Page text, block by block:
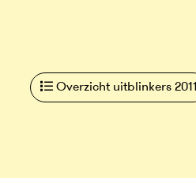
Overzicht uitblinkers 2011